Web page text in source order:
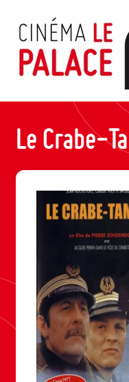
contenu
Le Crabe-